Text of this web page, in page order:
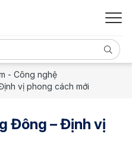
- Công nghệ
vị phong cách mới
Đông – Định vị